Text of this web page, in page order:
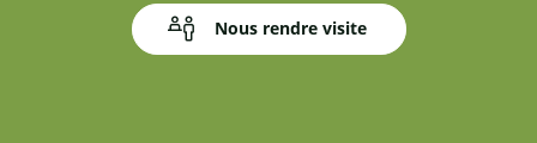
Nous rendre visite